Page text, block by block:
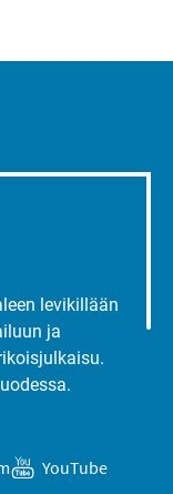
levikillään
ja
YouTube